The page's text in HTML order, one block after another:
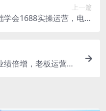
上一篇
会1688实操运营，电商
倍增，老板运营必